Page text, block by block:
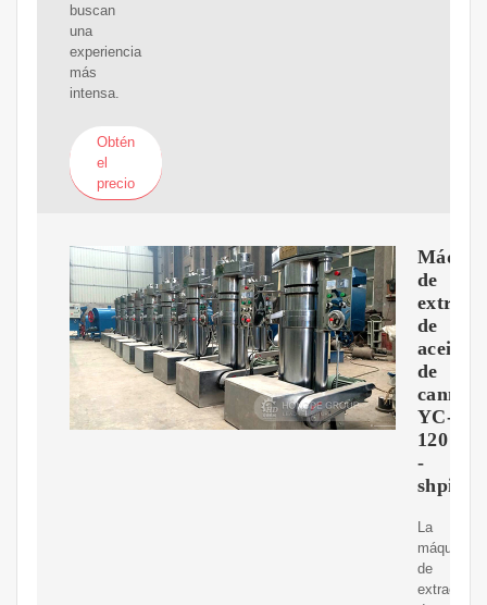
buscan
una
experiencia
más
intensa.
Obtén
el
precio
de
de
aceite
de
YC-
120
-
La
máquina
de
extracción